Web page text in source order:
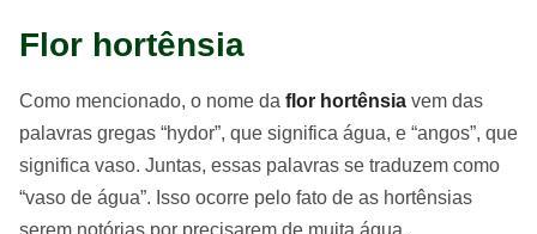
Flor hortênsia
Como mencionado, o nome da flor hortênsia vem das
palavras gregas “hydor”, que significa água, e “angos”, que
significa vaso. Juntas, essas palavras se traduzem como
“vaso de água”. Isso ocorre pelo fato de as hortênsias